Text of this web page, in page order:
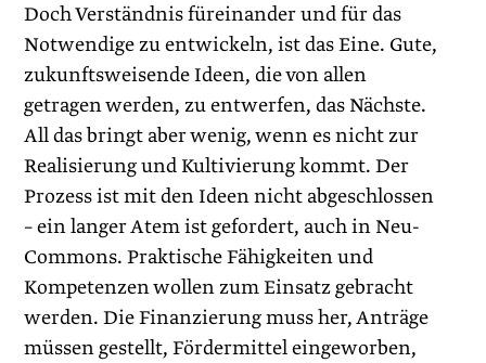
Doch Verständnis füreinander und für das
Notwendige zu entwickeln, ist das Eine. Gute,
zukunftsweisende Ideen, die von allen
getragen werden, zu entwerfen, das Nächste.
All das bringt aber wenig, wenn es nicht zur
Realisierung und Kultivierung kommt. Der
Prozess ist mit den Ideen nicht abgeschlossen
– ein langer Atem ist gefordert, auch in Neu-
Commons. Praktische Fähigkeiten und
Kompetenzen wollen zum Einsatz gebracht
werden. Die Finanzierung muss her, Anträge
müssen gestellt, Fördermittel eingeworben,